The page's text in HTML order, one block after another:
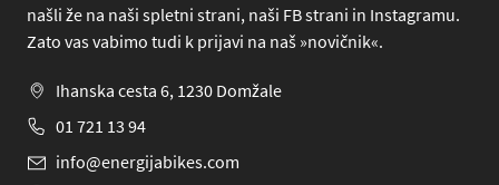
našli že na naši spletni strani, naši FB strani in Instagramu.
Zato vas vabimo tudi k prijavi na naš »novičnik«.
Ihanska cesta 6, 1230 Domžale
01 721 13 94
info@energijabikes.com